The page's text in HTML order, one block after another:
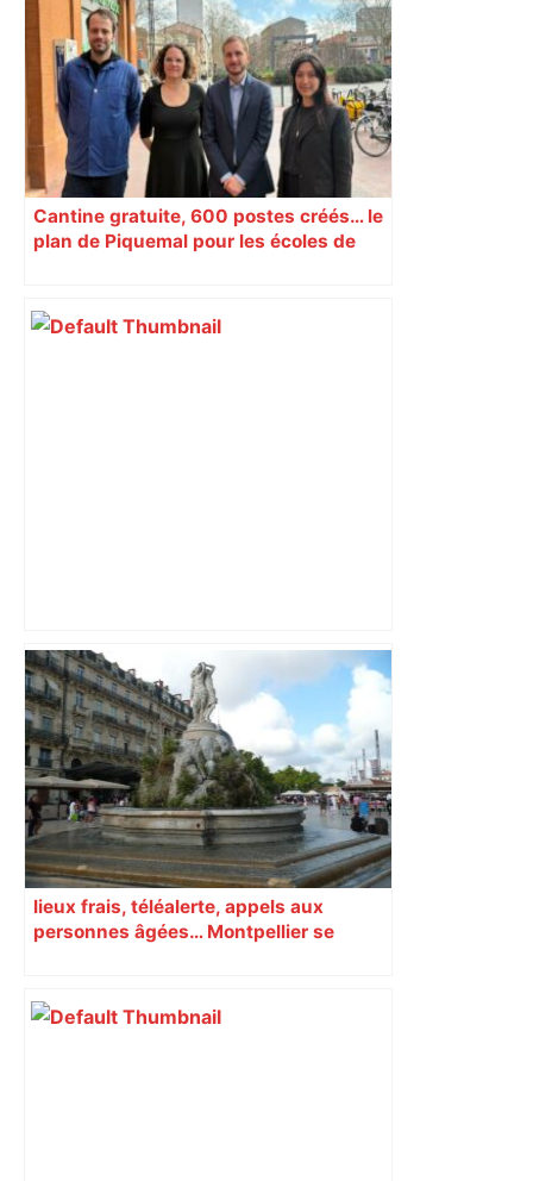
Cantine gratuite, 600 postes créés… le
plan de Piquemal pour les écoles de
"On souhaite remettre un peu d’ordre" :
la mairie de Toulouse interdit le
commerce ambulant de 6 heures à
minuit dans ce grand quartier populaire
et prévoit des sanctions pour libérer
l’espace public – ladepeche.fr
lieux frais, téléalerte, appels aux
personnes âgées… Montpellier se